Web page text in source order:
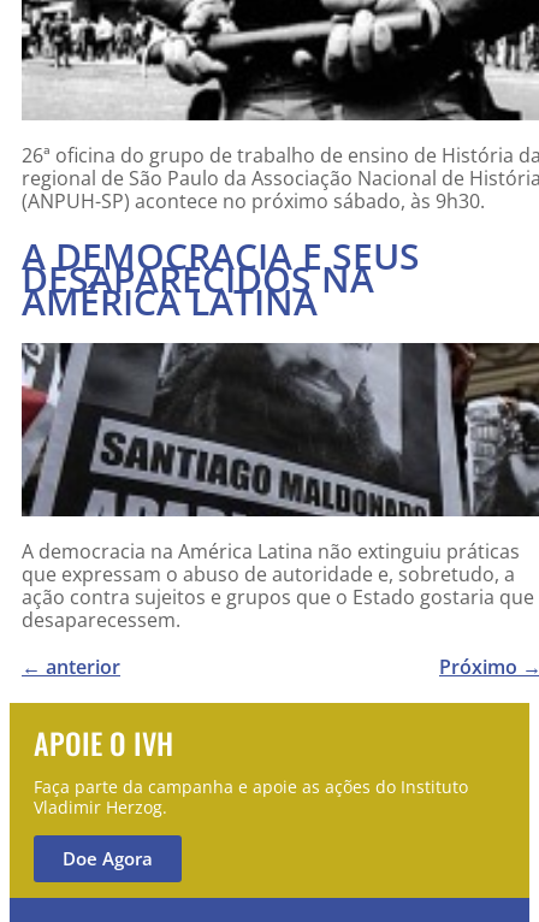
26ª oficina do grupo de trabalho de ensino de História
regional de São Paulo da Associação Nacional de
(ANPUH-SP) acontece no próximo sábado, às 9h30.
A DEMOCRACIA E SEUS
DESAPARECIDOS NA
AMÉRICA LATINA
A democracia na América Latina não extinguiu práticas
que expressam o abuso de autoridade e, sobretudo, a
ação contra sujeitos e grupos que o Estado gostaria que
desaparecessem.
← anterior Próximo
APOIE O IVH
Faça parte da campanha e apoie as ações do Instituto
Vladimir Herzog.
Doe Agora